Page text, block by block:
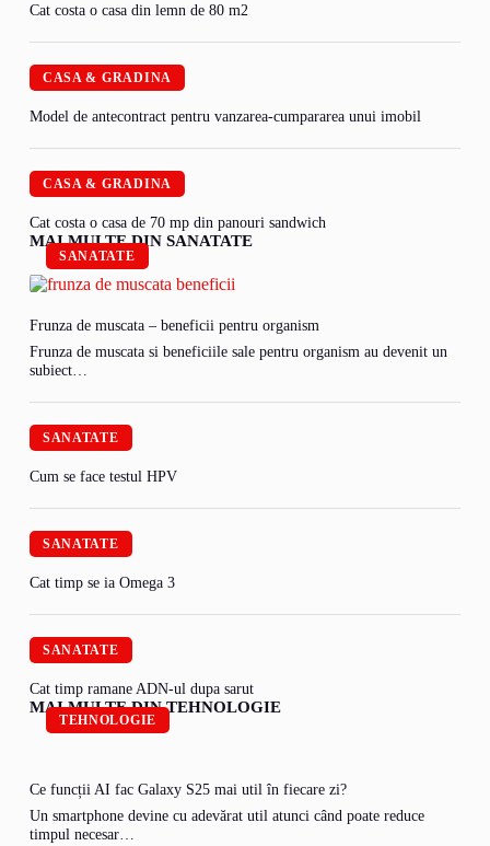
Cat costa o casa din lemn de 80 m2
CASA & GRADINA
Model de antecontract pentru vanzarea-cumpararea unui imobil
CASA & GRADINA
Cat costa o casa de 70 mp din panouri sandwich
MAI MULTE DIN SANATATE
SANATATE
Frunza de muscata – beneficii pentru organism
Frunza de muscata si beneficiile sale pentru organism au devenit un
subiect…
SANATATE
Cum se face testul HPV
SANATATE
Cat timp se ia Omega 3
SANATATE
Cat timp ramane ADN-ul dupa sarut
MAI MULTE DIN TEHNOLOGIE
TEHNOLOGIE
Ce funcții AI fac Galaxy S25 mai util în fiecare zi?
Un smartphone devine cu adevărat util atunci când poate reduce
timpul necesar…